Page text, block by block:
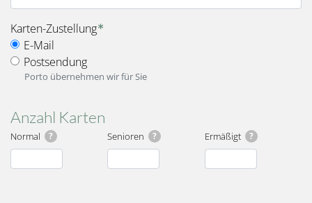
fieldset_for_delivery_options
Karten-Zustellung
E-Mail
Postsendung
Porto übernehmen wir für Sie
Anzahl Karten
?
Normal ?
Senioren ?
Ermäßigt